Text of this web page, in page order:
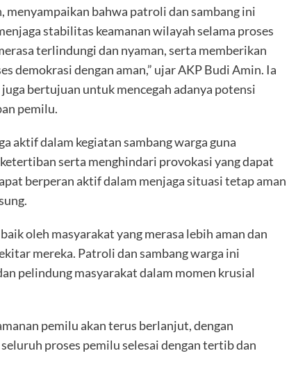
menyampaikan bahwa patroli dan sambang ini
stabilitas keamanan wilayah selama proses
terlindungi dan nyaman, serta memberikan
demokrasi dengan aman,” ujar AKP Budi Amin. Ia
bertujuan untuk mencegah adanya potensi
pemilu.
aktif dalam kegiatan sambang warga guna
serta menghindari provokasi yang dapat
berperan aktif dalam menjaga situasi tetap aman
oleh masyarakat yang merasa lebih aman dan
mereka. Patroli dan sambang warga ini
pelindung masyarakat dalam momen krusial
pemilu akan terus berlanjut, dengan
proses pemilu selesai dengan tertib dan